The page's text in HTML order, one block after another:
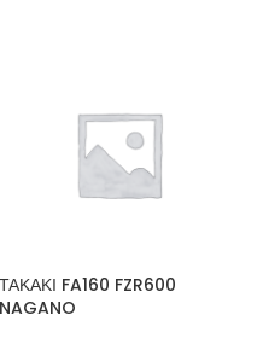
ΤΑΚΑΚΙ FA160 FZR600
NAGANO